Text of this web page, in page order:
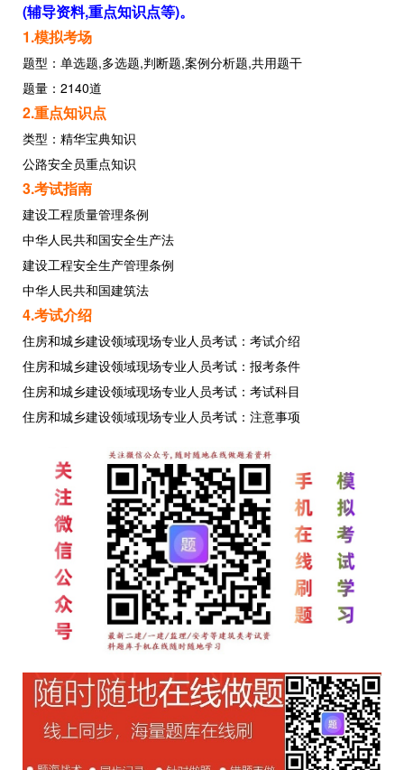
(辅导资料,重点知识点等)。
1.模拟考场
题型：单选题,多选题,判断题,案例分析题,共用题干
题量：2140道
2.重点知识点
类型：精华宝典知识
公路安全员重点知识
3.考试指南
建设工程质量管理条例
中华人民共和国安全生产法
建设工程安全生产管理条例
中华人民共和国建筑法
4.考试介绍
住房和城乡建设领域现场专业人员考试：考试介绍
住房和城乡建设领域现场专业人员考试：报考条件
住房和城乡建设领域现场专业人员考试：考试科目
住房和城乡建设领域现场专业人员考试：注意事项
文
导